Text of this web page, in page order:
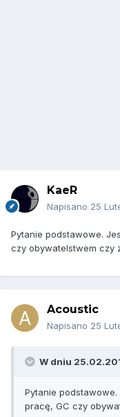
KaeR
Napisano 25
Pytanie podstawowe.
czy obywatelstwem czy
Acoustic
Napisano 25
W dniu
Pytanie
pracę, GC czy